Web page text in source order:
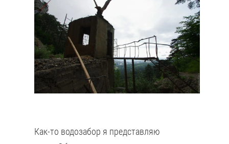
Как-то водозабор я представляю